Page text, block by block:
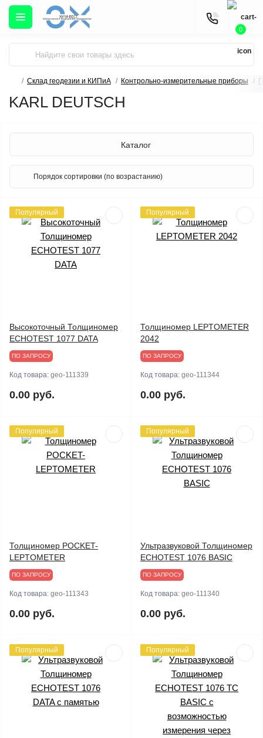
0
Склад геодезии и КИПиА Контрольно-измерительные приборы
KARL DEUTSCH
Каталог
Популярный
Высокоточный Толщиномер
ECHOTEST 1077 DATA
ПО ЗАПРОСУ
Код товара: geo-111339
0.00 руб.
Популярный
Толщиномер LEPTOMETER
2042
ПО ЗАПРОСУ
Код товара: geo-111344
0.00 руб.
Популярный
Толщиномер POCKET-
LEPTOMETER
ПО ЗАПРОСУ
Код товара: geo-111343
0.00 руб.
Популярный
Ультразвуковой Толщиномер
ECHOTEST 1076 BASIC
ПО ЗАПРОСУ
Код товара: geo-111340
0.00 руб.
Популярный Популярный